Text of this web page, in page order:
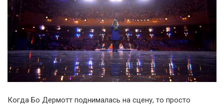
Когда Бо Дермотт поднималась на сцену, то просто